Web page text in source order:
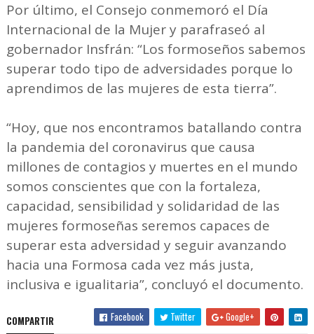
Por último, el Consejo conmemoró el Día
Internacional de la Mujer y parafraseó al
gobernador Insfrán: “Los formoseños sabemos
superar todo tipo de adversidades porque lo
aprendimos de las mujeres de esta tierra”.
“Hoy, que nos encontramos batallando contra
la pandemia del coronavirus que causa
millones de contagios y muertes en el mundo
somos conscientes que con la fortaleza,
capacidad, sensibilidad y solidaridad de las
mujeres formoseñas seremos capaces de
superar esta adversidad y seguir avanzando
hacia una Formosa cada vez más justa,
inclusiva e igualitaria”, concluyó el documento.
COMPARTIR Facebook Twitter Google+